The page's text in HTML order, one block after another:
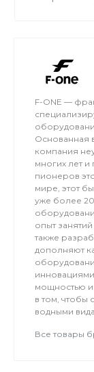
вы
бренд-
Проект
апрель и в
отличная
и тех, кто
на кайте
F-ONE —
Основанная
компания
многих лет
пионеров
мире, этот
уже более 20
опыт
также
дополняют
мощностью и
в том, чтобы
водными
Все товары